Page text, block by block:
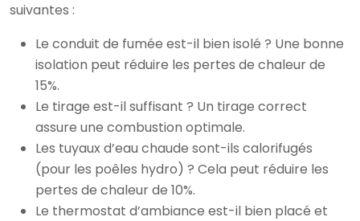
suivantes :
Le conduit de fumée est-il bien isolé ? Une bonne
isolation peut réduire les pertes de chaleur de
15%.
Le tirage est-il suffisant ? Un tirage correct
assure une combustion optimale.
Les tuyaux d’eau chaude sont-ils calorifugés
(pour les poêles hydro) ? Cela peut réduire les
pertes de chaleur de 10%.
Le thermostat d’ambiance est-il bien placé et